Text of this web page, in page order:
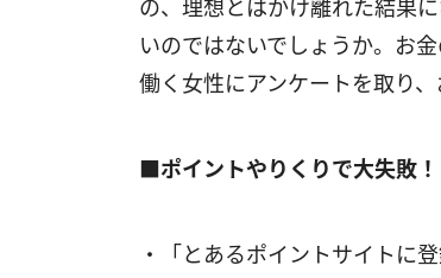
の、理想とはかけ離れた結果
いのではないでしょうか。お
働く女性にアンケートを取り
■ポイントやりくりで大失敗！
・「とあるポイントサイトに